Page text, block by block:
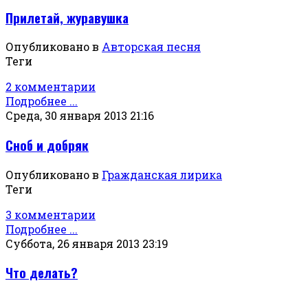
Прилетай, журавушка
Опубликовано в Авторская песня
Теги
2 комментарии
Подробнее ...
Среда, 30 января 2013 21:16
Сноб и добряк
Опубликовано в Гражданская лирика
Теги
3 комментарии
Подробнее ...
Суббота, 26 января 2013 23:19
Что делать?